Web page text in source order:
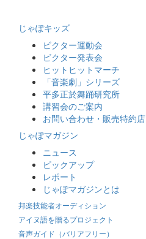
じゃぽキッズ
ビクター運動会
ビクター発表会
ヒットヒットマーチ
「音楽劇」シリーズ
平多正於舞踊研究所
講習会のご案内
お問い合わせ・販売特約店
じゃぽマガジン
ニュース
ピックアップ
レポート
じゃぽマガジンとは
邦楽技能者オーディション
アイヌ語を贈るプロジェクト
音声ガイド（バリアフリー）